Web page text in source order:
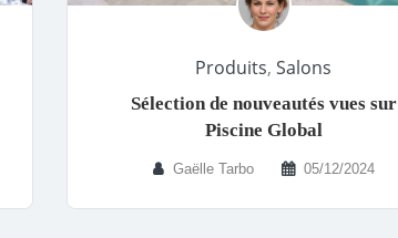
Produits, Salons
Sélection de nouveautés vues sur
Piscine Global
Gaëlle Tarbo 05/12/2024